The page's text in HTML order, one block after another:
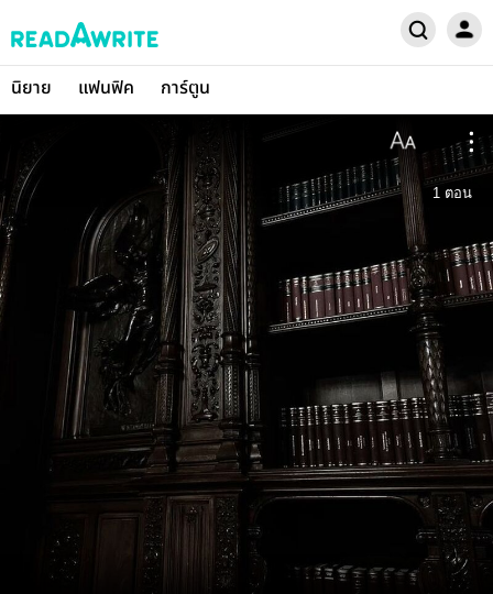
นิยาย แฟนฟิค การ์ตูน
1 ตอน